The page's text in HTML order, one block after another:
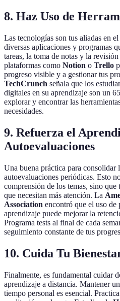
8. Haz Uso de
Las tecnologías son tus aliadas en
diversas aplicaciones y programas
tareas, la toma de notas y la
plataformas como Notion o Trello
progreso visible y a gestionar tus
TechCrunch señala que los
digitales en su aprendizaje son un
explorar y encontrar las
necesidades.
9. Refuerza el
Autoevaluaciones
Una buena práctica para consolidar
autoevaluaciones periódicas. Esto
comprensión de los temas, sino que
que necesitan más atención. La
Association encontró que el uso de
aprendizaje puede mejorar la
Programa tests al final de cada
seguimiento constante de tus
10. Cuida Tu
Finalmente, es fundamental cuidar
aprendizaje a distancia. Mantener
tiempo personal es esencial.